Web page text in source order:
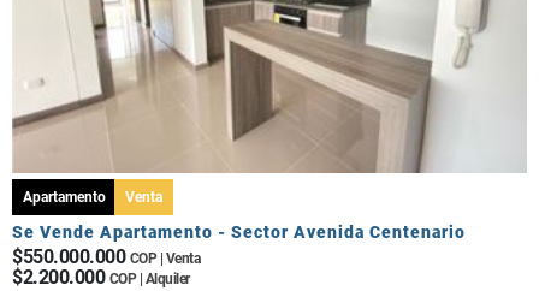
Apartamento Venta
Se Vende Apartamento - Sector Avenida Centenario
$550.000.000 COP | Venta
$2.200.000 COP | Alquiler